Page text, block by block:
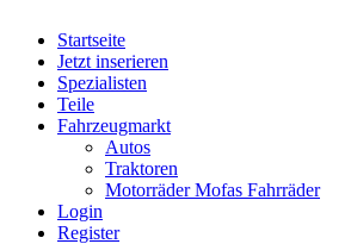
Startseite
Jetzt inserieren
Spezialisten
Teile
Fahrzeugmarkt
Autos
Traktoren
Motorräder Mofas Fahrräder
Login
Register